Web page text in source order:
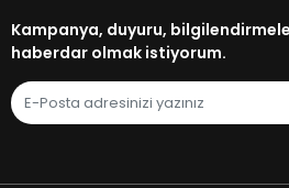
Kampanya, duyuru,
haberdar olmak istiyorum.